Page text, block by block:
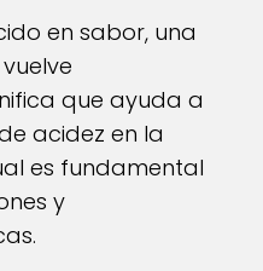
en sabor, una
que ayuda a
acidez en la
es fundamental
y